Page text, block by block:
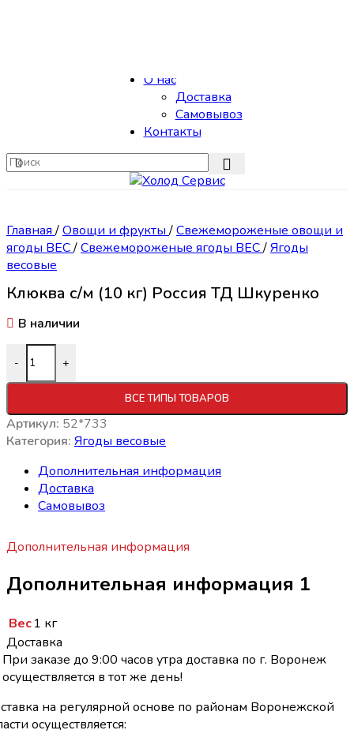
О нас
Доставка
Самовывоз
Контакты
Главная/Овощи и фрукты/Свежемороженые овощи и
ягоды ВЕС/Свежемороженые ягоды ВЕС/Ягоды
весовые
Клюква с/м (10 кг) Россия ТД Шкуренко
В наличии
- +
ВСЕ ТИПЫ ТОВАРОВ
Артикул: 52*733
Категория: Ягоды весовые
Дополнительная информация
Доставка
Самовывоз
Дополнительная информация
Дополнительная информация 1
Вес1 кг
Доставка
При заказе до 9:00 часов утра доставка по г. Воронеж
осуществляется в тот же день!
на регулярной основе по районам Воронежской
осуществляется: